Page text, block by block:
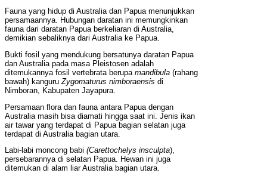
Fauna yang hidup di Australia dan Papua menunjukkan
persamaannya. Hubungan daratan ini memungkinkan
fauna dari daratan Papua berkeliaran di Australia,
demikian sebaliknya dari Australia ke Papua.
Bukti fosil yang mendukung bersatunya daratan Papua
dan Australia pada masa Pleistosen adalah
ditemukannya fosil vertebrata berupa mandibula (rahang
bawah) kanguru Zygomaturus nimboraensis di
Nimboran, Kabupaten Jayapura.
Persamaan flora dan fauna antara Papua dengan
Australia masih bisa diamati hingga saat ini. Jenis ikan
air tawar yang terdapat di Papua bagian selatan juga
terdapat di Australia bagian utara.
Labi-labi moncong babi (Carettochelys insculpta),
persebarannya di selatan Papua. Hewan ini juga
ditemukan di alam liar Australia bagian utara.